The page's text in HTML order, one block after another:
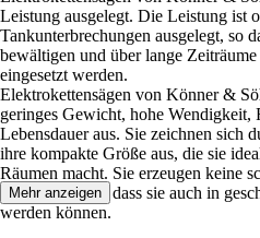
Leistung ausgelegt. Die Leistung ist
Tankunterbrechungen ausgelegt, so
bewältigen und über lange
eingesetzt werden.
Elektrokettensägen von Könner &
geringes Gewicht, hohe Wendigkeit,
Lebensdauer aus. Sie zeichnen sich
ihre kompakte Größe aus, die sie
Räumen macht. Sie erzeugen keine
des Betriebs, so dass sie auch in
werden können.
Mehr anzeigen